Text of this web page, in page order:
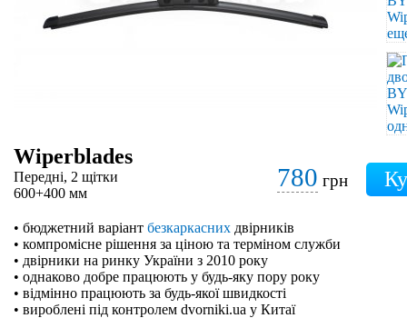
Wiperblades
Передні, 2 щітки
600+400 мм
780 грн
• бюджетний варіант безкаркасних двірників
• компромісне рішення за ціною та терміном служби
• двірники на ринку України з 2010 року
• однаково добре працюють у будь-яку пору року
• відмінно працюють за будь-якої швидкості
• вироблені під контролем dvorniki.ua у Китаї